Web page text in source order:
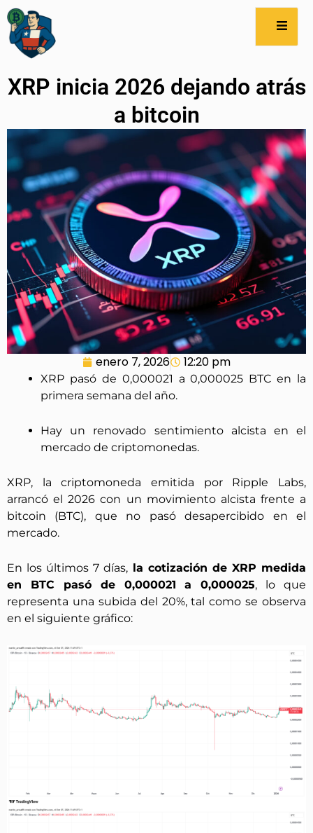
XRP inicia 2026 dejando atrás
a bitcoin
enero 7, 2026 12:20 pm
XRP pasó de 0,000021 a 0,000025 BTC en la
primera semana del año.
Hay un renovado sentimiento alcista en el
mercado de criptomonedas.
XRP, la criptomoneda emitida por Ripple Labs,
arrancó el 2026 con un movimiento alcista frente a
bitcoin (BTC), que no pasó desapercibido en el
mercado.
En los últimos 7 días, la cotización de XRP medida
en BTC pasó de 0,000021 a 0,000025, lo que
representa una subida del 20%, tal como se observa
en el siguiente gráfico: